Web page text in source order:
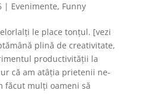
| Evenimente, Funny
le place tonțul. [vezi
plină de creativitate,
productivității la
că am atâția prietenii ne-
făcut mulți oameni să